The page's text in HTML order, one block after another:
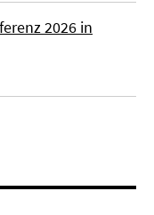
2026 in